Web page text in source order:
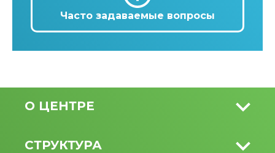
Часто задаваемые вопросы
О ЦЕНТРЕ
СТРУКТУРА